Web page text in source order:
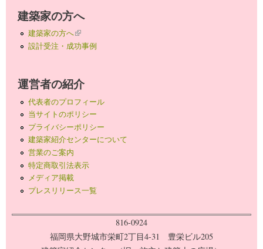
建築家の方へ
建築家の方へ(link is external)
設計受注・成功事例
運営者の紹介
代表者のプロフィール
当サイトのポリシー
プライバシーポリシー
建築家紹介センターについて
営業のご案内
特定商取引法表示
メディア掲載
プレスリリース一覧
816-0924
福岡県大野城市栄町2丁目4-31 豊栄ビル205